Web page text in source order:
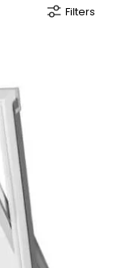
Filters